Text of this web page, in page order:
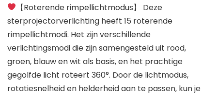
【Roterende rimpellichtmodus】 Deze
sterprojectorverlichting heeft 15 roterende
rimpellichtmodi. Het zijn verschillende
verlichtingsmodi die zijn samengesteld uit rood,
groen, blauw en wit als basis, en het prachtige
gegolfde licht roteert 360°. Door de lichtmodus,
rotatiesnelheid en helderheid aan te passen, kun je